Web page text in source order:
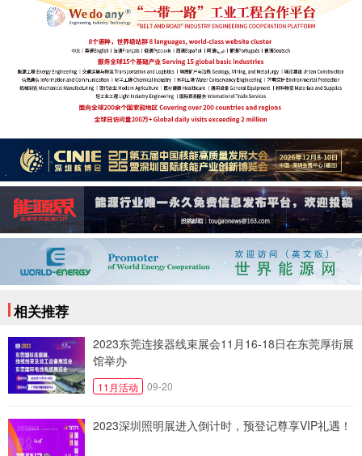
相关推荐
2023东莞连接器线束展会11月16-18日在东莞厚街展
馆举办
11月活动 09-20
2023深圳照明展进入倒计时，预登记尊享VIP礼遇！